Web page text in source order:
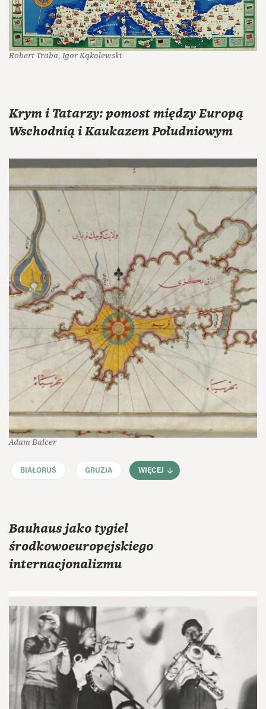
Robert Traba, Igor Kąkolewski
Krym i Tatarzy: pomost między Europą
Wschodnią i Kaukazem Południowym
Adam Balcer
BIAŁORUŚ GRUZJA WIĘCEJ
Bauhaus jako tygiel
środkowoeuropejskiego
internacjonalizmu